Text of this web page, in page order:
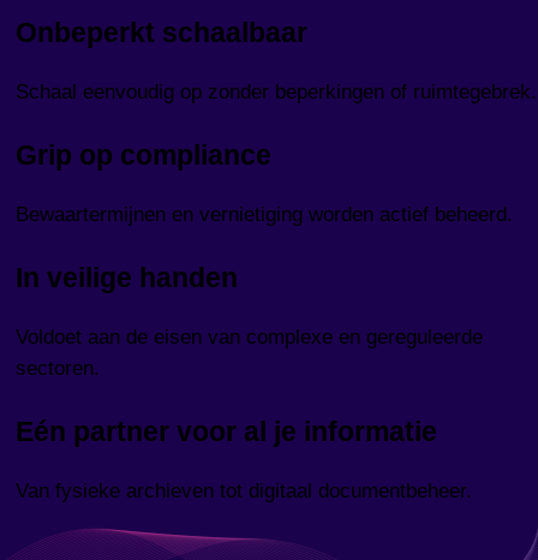
Onbeperkt schaalbaar
Schaal eenvoudig op zonder beperkingen of ruimtegebrek.
Grip op compliance
Bewaartermijnen en vernietiging worden actief beheerd.
In veilige handen
Voldoet aan de eisen van complexe en gereguleerde
sectoren.
Eén partner voor al je informatie
Van fysieke archieven tot digitaal documentbeheer.